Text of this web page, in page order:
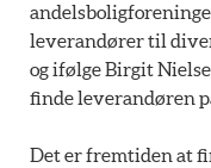
leverandører til
og ifølge Birgit
finde leverandøren
Det er fremtiden at